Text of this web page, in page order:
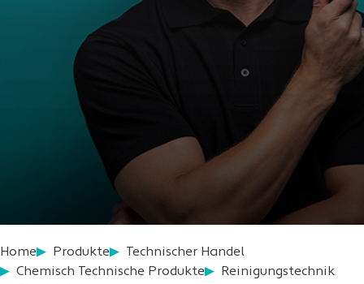
Home Produkte
Technischer Handel
Chemisch Technische Produkte
Reinigungstechnik